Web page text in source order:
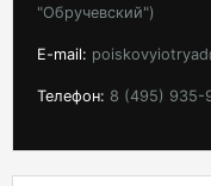
"Обручевский")
E-mail:
Телефон: 8 (495) 935-